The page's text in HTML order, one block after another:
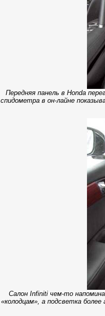
Передняя панель в Honda
спидометра в он-лaйне
Салон Infiniti чем-то
«колодцам», а подсветка